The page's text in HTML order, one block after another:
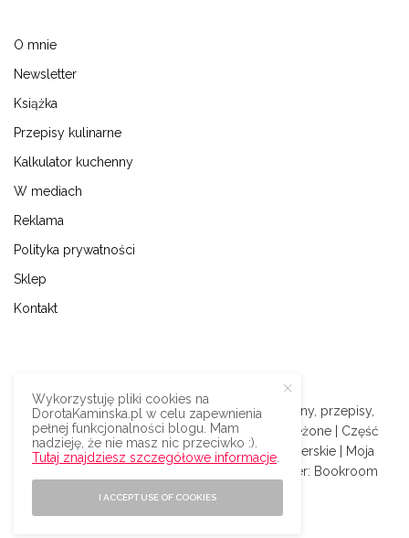
O mnie
Newsletter
Książka
Przepisy kulinarne
Kalkulator kuchenny
W mediach
Reklama
Polityka prywatności
Sklep
Kontakt
© 2009-2024 | Dorota Kamińska blog kulinarny, przepisy,
podróże i styl życia | Wszystkie prawa zastrzeżone | Część
odnośników na blogu to afiliacyjne linki partnerskie | Moja
| Serwer: Bookroom
Wykorzystuję pliki cookies na
DorotaKaminska.pl w celu zapewnienia
pełnej funkcjonalności blogu. Mam
nadzieję, że nie masz nic przeciwko :).
Tutaj znajdziesz szczegółowe informacje
I ACCEPT USE OF COOKIES